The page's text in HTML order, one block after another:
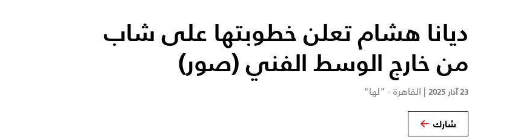
ديانا هشام تعلن خطوبتها على شاب
من خارج الوسط الفني (صور)
23 آذار 2025 | القاهرة - "لها"
شارك